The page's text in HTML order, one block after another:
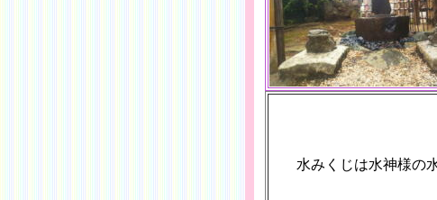
水みくじは水神様の